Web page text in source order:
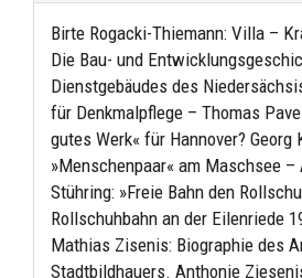
Birte Rogacki-Thiemann: Villa –
Die Bau- und
Dienstgebäudes des
für Denkmalpflege – Thomas
gutes Werk« für Hannover? Georg
»Menschenpaar« am Maschsee –
Stühring: »Freie Bahn den
Rollschuhbahn an der Eilenriede
Mathias Zisenis: Biographie des
Stadtbildhauers. Anthonie